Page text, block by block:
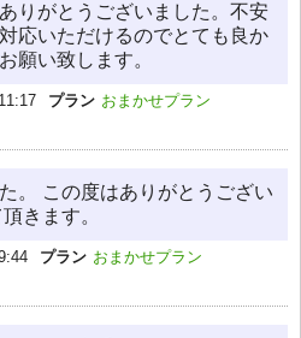
りがとうございました。不安
応いただけるのでとても良か
願い致します。
プラン おまかせプラン
。 この度はありがとうござい
きます。
プラン おまかせプラン